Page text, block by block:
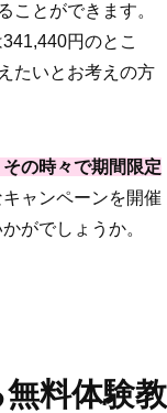
ことができます。
円のとこ
たいとお考えの方
の時々で期間限定
ャンペーンを開催
がでしょうか。
料体験